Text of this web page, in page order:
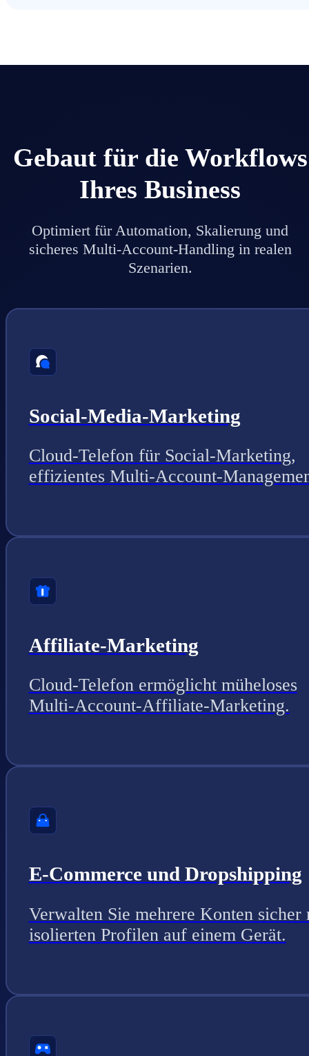
Gebaut für die Workflows
Ihres Business
Optimiert für Automation, Skalierung und
sicheres Multi-Account-Handling in realen
Szenarien.
Social-Media-Marketing
Cloud-Telefon für Social-Marketing,
effizientes Multi-Account-
Affiliate-Marketing
Cloud-Telefon ermöglicht müheloses
Multi-Account-Affiliate-Marketing.
E-Commerce und Dropshipping
Verwalten Sie mehrere Konten sicher
isolierten Profilen auf einem Gerät.